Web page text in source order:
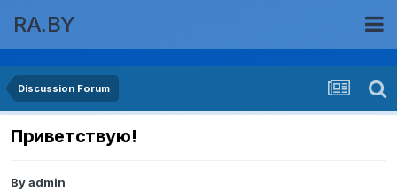
RA.BY
Discussion Forum
Приветствую!
Byadmin